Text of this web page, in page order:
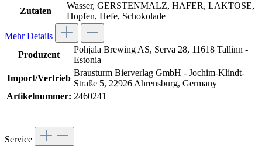
Zutaten
Wasser, GERSTENMALZ, HAFER, LAKTOSE,
Hopfen, Hefe, Schokolade
Mehr Details
Produzent
Pohjala Brewing AS, Serva 28, 11618 Tallinn -
Estonia
Import/Vertrieb
Brausturm Bierverlag GmbH - Jochim-Klindt-
Straße 5, 22926 Ahrensburg, Germany
Artikelnummer: 2460241
Service